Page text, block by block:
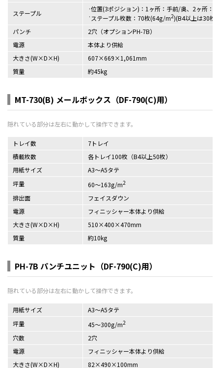
ステープル
位置(3ポジション)：1ヶ所：手前/奥、2ヶ所：
ステープル枚数：70枚(64g/m2)(B4以上は30枚)
パンチ
2穴（オプションPH-7B）
電源
本体より供給
大きさ(W×D×H)
607×669×1,061mm
質量
約45kg
MT-730(B) メールボックス（DF-790(C)用）
トレイ数
7トレイ
積載枚数
各トレイ100枚（B4以上50枚）
用紙サイズ
A3～A5タテ
坪量
60～163g/m2
排出面
フェイスダウン
電源
フィニッシャー本体より供給
大きさ(W×D×H)
510×400×470mm
質量
約10kg
PH-7B パンチユニット（DF-790(C)用）
用紙サイズ
A3～A5タテ
坪量
45～300g/m2
穴数
2穴
電源
フィニッシャー本体より供給
大きさ(W×D×H)
82×490×100mm